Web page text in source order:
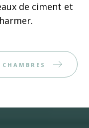
de ciment et